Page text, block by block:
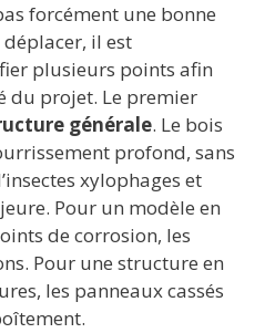
forcément une bonne
il est
plusieurs points afin
du projet. Le premier
générale. Le bois
profond, sans
xylophages et
Pour un modèle en
de corrosion, les
Pour une structure en
les panneaux cassés